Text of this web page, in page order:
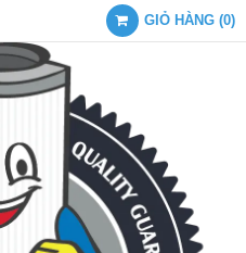
GIỎ HÀNG (0)